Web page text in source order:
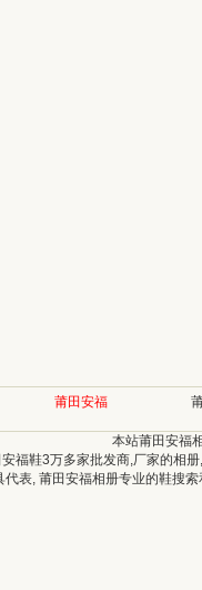
莆田安福
本站莆田安福
福鞋3万多家批发商,厂家的相
表, 莆田安福相册专业的鞋搜